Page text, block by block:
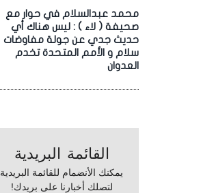
محمد عبدالسلام في حوار مع
صحيفة ( لاء ) : ليس هناك أي
حديث جدي عن جولة مفاوضات
سلام و الأمم المتحدة تخدم
العدوان
القائمة البريدية
يمكنك الأنضمام للقائمة البريدية
لتصلك أخبارنا على بريدك!